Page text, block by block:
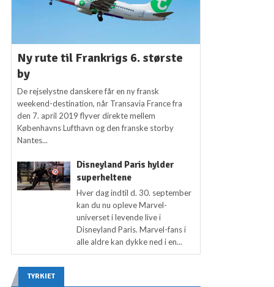
Ny rute til Frankrigs 6. største
by
De rejselystne danskere får en ny fransk
weekend-destination, når Transavia France fra
den 7. april 2019 flyver direkte mellem
Københavns Lufthavn og den franske storby
Nantes...
Disneyland Paris hylder
superheltene
Hver dag indtil d. 30. september
kan du nu opleve Marvel-
universet i levende live i
Disneyland Paris. Marvel-fans i
alle aldre kan dykke ned i en...
TYRKIET